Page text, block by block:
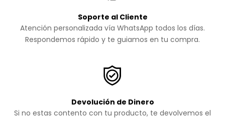
Soporte al Cliente
Atención personalizada vía WhatsApp todos los días.
Respondemos rápido y te guiamos en tu compra.
Devolución de Dinero
Si no estas contento con tu producto, te devolvemos el